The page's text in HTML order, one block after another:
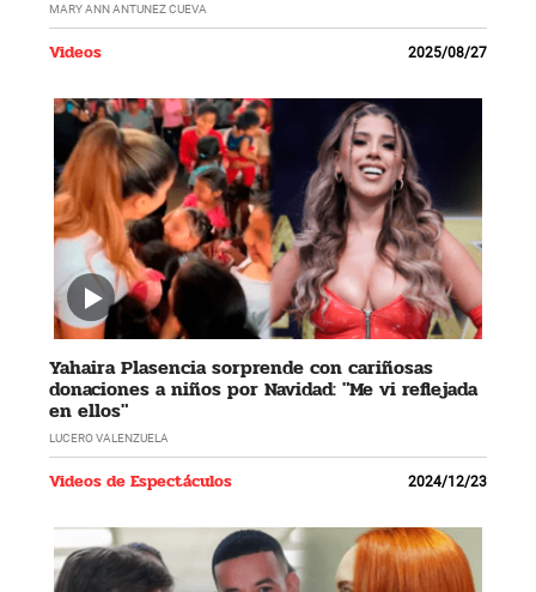
MARY ANN ANTUNEZ CUEVA
Videos 2025/08/27
Yahaira Plasencia sorprende con cariñosas
donaciones a niños por Navidad: "Me vi reflejada
en ellos"
LUCERO VALENZUELA
Videos de Espectáculos 2024/12/23